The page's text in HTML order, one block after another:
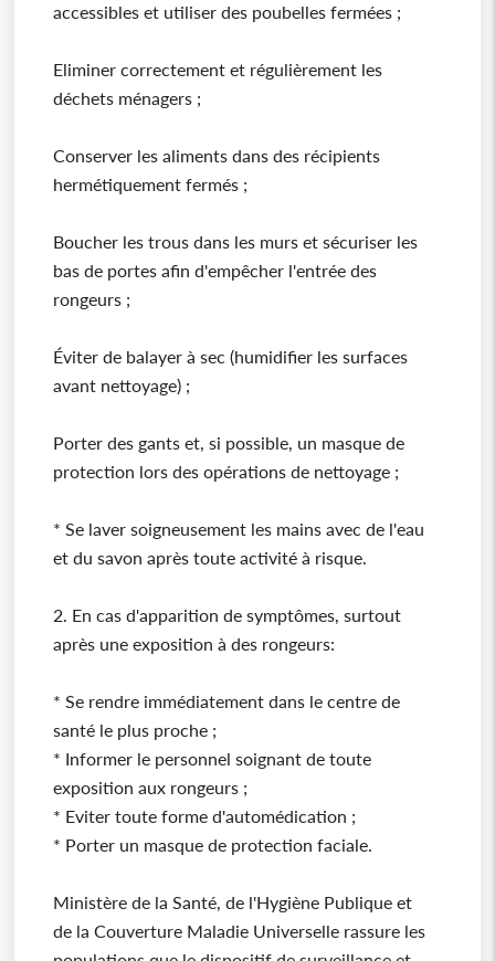
accessibles et utiliser des poubelles fermées ;
Eliminer correctement et régulièrement les
déchets ménagers ;
Conserver les aliments dans des récipients
hermétiquement fermés ;
Boucher les trous dans les murs et sécuriser les
bas de portes afin d'empêcher l'entrée des
rongeurs ;
Éviter de balayer à sec (humidifier les surfaces
avant nettoyage) ;
Porter des gants et, si possible, un masque de
protection lors des opérations de nettoyage ;
* Se laver soigneusement les mains avec de l'eau
et du savon après toute activité à risque.
2. En cas d'apparition de symptômes, surtout
après une exposition à des rongeurs:
* Se rendre immédiatement dans le centre de
santé le plus proche ;
* Informer le personnel soignant de toute
exposition aux rongeurs ;
* Eviter toute forme d'automédication ;
* Porter un masque de protection faciale.
Ministère de la Santé, de l'Hygiène Publique et
de la Couverture Maladie Universelle rassure les